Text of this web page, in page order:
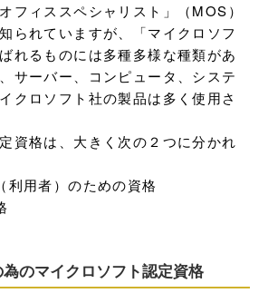
フィススペシャリスト」（MOS）
られていますが、「マイクロソフ
れるものには多種多様な種類があ
サーバー、コンピュータ、システ
クロソフト社の製品は多く使用さ
資格は、大きく次の２つに分かれ
利用者）のための資格
のマイクロソフト認定資格